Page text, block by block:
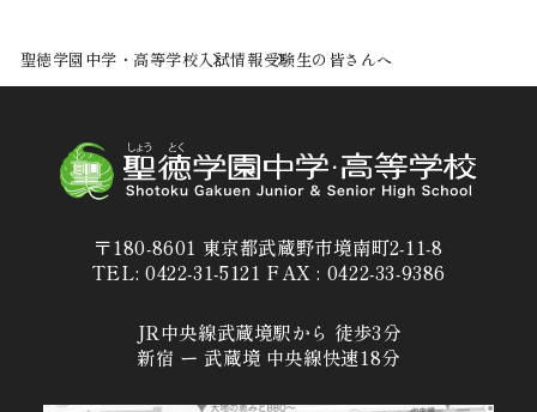
聖徳学園中学・高等学校入試情報受験生の皆さんへ
〒180-8601 東京都武蔵野市境南町2-11-8
TEL: 0422-31-5121 FAX : 0422-33-9386
JR中央線武蔵境駅から 徒歩3分
新宿 ー 武蔵境 中央線快速18分